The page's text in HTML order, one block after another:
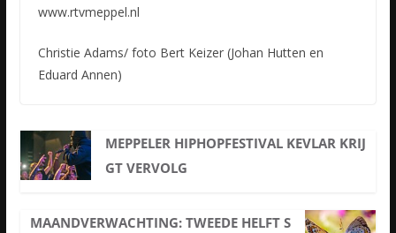
www.rtvmeppel.nl
Christie Adams/ foto Bert Keizer (Johan Hutten en
Eduard Annen)
MEPPELER HIPHOPFESTIVAL KEVLAR KRIJ
GT VERVOLG
MAANDVERWACHTING: TWEEDE HELFT S